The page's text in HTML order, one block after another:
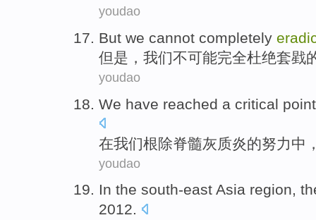
youdao
But we cannot completely
但是 ， 我们不可能完全杜绝套戥
youdao
We have reached a critical point
在我们根除脊髓灰质炎的努力中
youdao
In the south-east Asia region,
2012.